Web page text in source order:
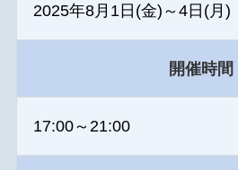
2025年8月1日(金)～4日(月)
開催時間
17:00～21:00